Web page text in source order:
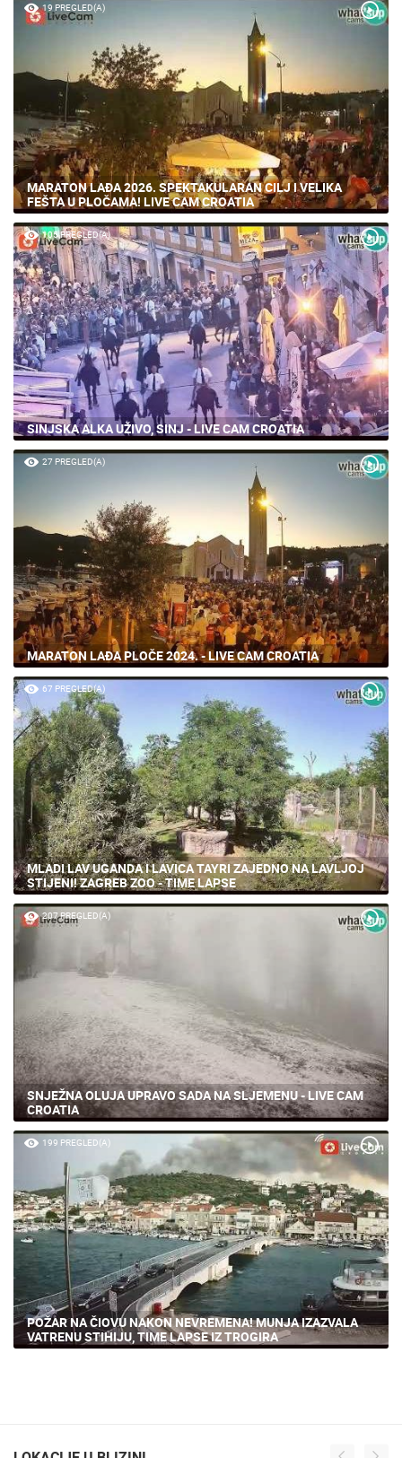
19 PREGLED(A)
MARATON LAĐA 2026. SPEKTAKULARAN CILJ I VELIKA
FEŠTA U PLOČAMA! LIVE CAM CROATIA
105 PREGLED(A)
SINJSKA ALKA UŽIVO, SINJ - LIVE CAM CROATIA
27 PREGLED(A)
MARATON LAĐA PLOČE 2024. - LIVE CAM CROATIA
67 PREGLED(A)
MLADI LAV UGANDA I LAVICA TAYRI ZAJEDNO NA LAVLJOJ
STIJENI! ZAGREB ZOO - TIME LAPSE
207 PREGLED(A)
SNJEŽNA OLUJA UPRAVO SADA NA SLJEMENU - LIVE CAM
CROATIA
199 PREGLED(A)
POŽAR NA ČIOVU NAKON NEVREMENA! MUNJA IZAZVALA
VATRENU STIHIJU, TIME LAPSE IZ TROGIRA